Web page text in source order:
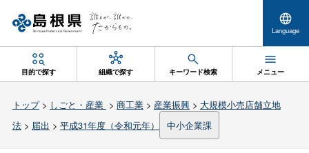
Language
目的で探す 組織で探す キーワード検索 メニュー
トップ> しごと・産業 > 商工業> 産業振興> 大規模小売店舗立地
法> 届出 > 平成31年度（令和元年） 中小企業課